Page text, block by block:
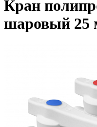
Кран
шаровый 25